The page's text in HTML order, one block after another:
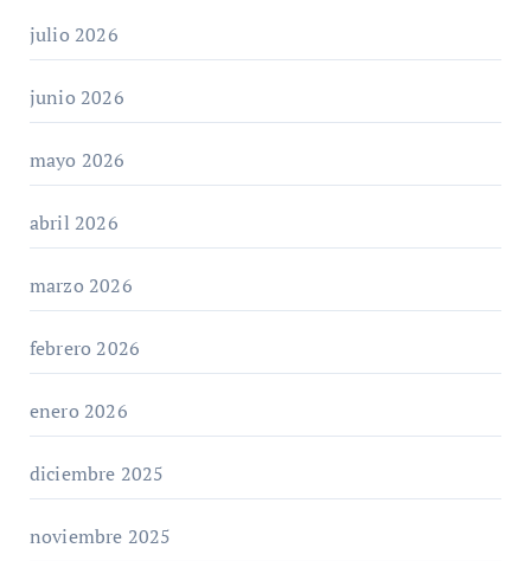
julio 2026
junio 2026
mayo 2026
abril 2026
marzo 2026
febrero 2026
enero 2026
diciembre 2025
noviembre 2025